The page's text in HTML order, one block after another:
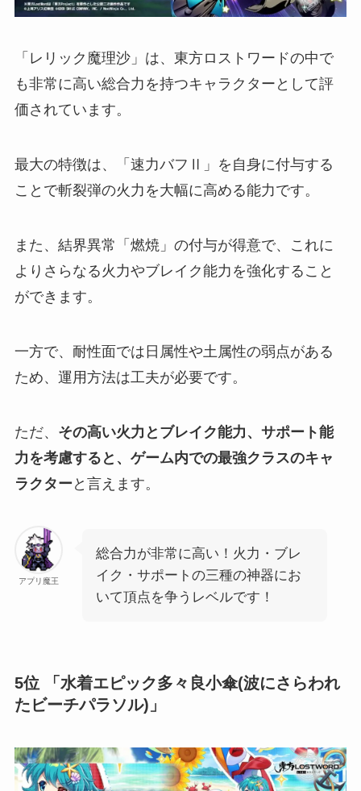
「レリック魔理沙」は、東方ロストワードの中で
も非常に高い総合力を持つキャラクターとして評
価されています。
最大の特徴は、「速力バフⅡ」を自身に付与する
ことで斬裂弾の火力を大幅に高める能力です。
また、結界異常「燃焼」の付与が得意で、これに
よりさらなる火力やブレイク能力を強化すること
ができます。
一方で、耐性面では日属性や土属性の弱点がある
ため、運用方法は工夫が必要です。
ただ、 その高い火力とブレイク能力、サポート能
力を考慮すると、ゲーム内での最強クラスのキャ
ラクター と言えます。
アプリ魔王
総合力が非常に高い！火力・ブレ
イク・サポートの三種の神器にお
いて頂点を争うレベルです！
5位 「水着エピック多々良小傘(波にさらわれ
たビーチパラソル)」